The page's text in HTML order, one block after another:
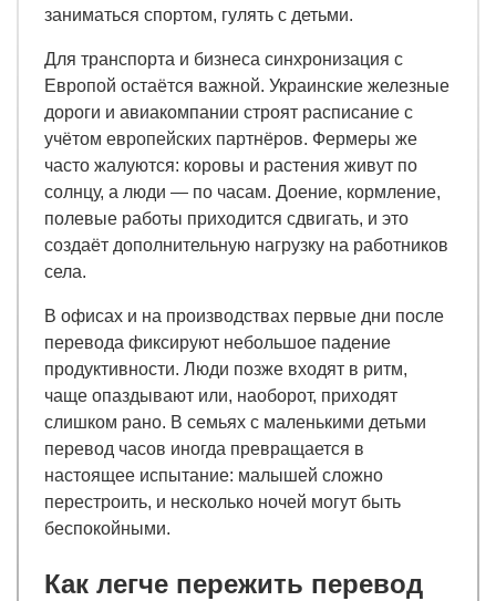
заниматься спортом, гулять с детьми.
Для транспорта и бизнеса синхронизация с
Европой остаётся важной. Украинские железные
дороги и авиакомпании строят расписание с
учётом европейских партнёров. Фермеры же
часто жалуются: коровы и растения живут по
солнцу, а люди — по часам. Доение, кормление,
полевые работы приходится сдвигать, и это
создаёт дополнительную нагрузку на работников
села.
В офисах и на производствах первые дни после
перевода фиксируют небольшое падение
продуктивности. Люди позже входят в ритм,
чаще опаздывают или, наоборот, приходят
слишком рано. В семьях с маленькими детьми
перевод часов иногда превращается в
настоящее испытание: малышей сложно
перестроить, и несколько ночей могут быть
беспокойными.
Как легче пережить перевод